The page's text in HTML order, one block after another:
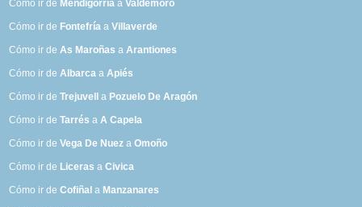
Cómo ir de Mendigorría aValdemoro
Cómo ir de Fontefría aVillaverde
Cómo ir deAs Maroñas aArantiones
Cómo ir deAlbarca aApiés
Cómo ir deTrejuvell a Pozuelo De Aragón
Cómo ir deTarrés aA Capela
Cómo ir deVega De Nuez aOmoño
Cómo ir de Liceras aCivica
Cómo ir deCofiñal a Manzanares